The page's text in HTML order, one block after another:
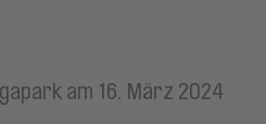
am 16. März 2024